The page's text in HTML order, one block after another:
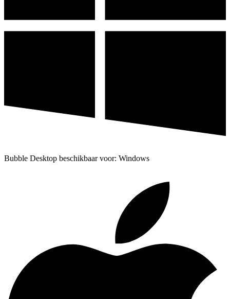
Bubble Desktop beschikbaar voor: Windows